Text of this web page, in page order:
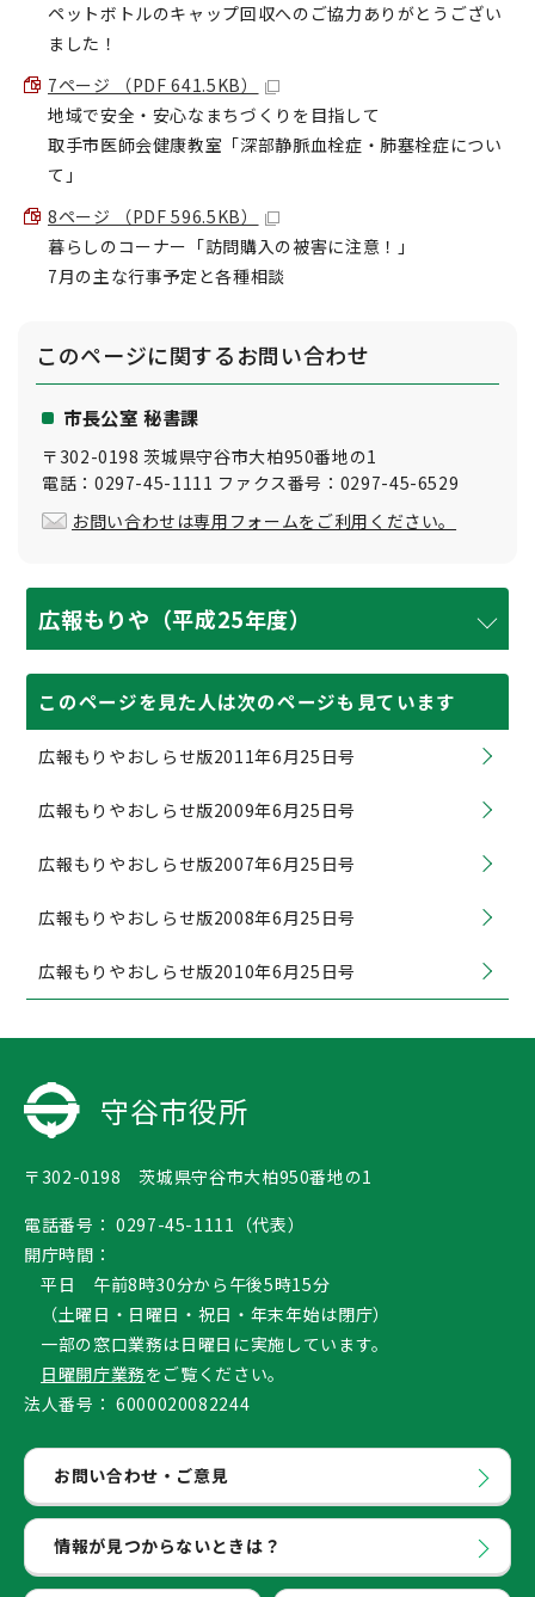
ペットボトルのキャップ回収へのご協力ありがとうござい
ました！
7ページ （PDF 641.5KB）
地域で安全・安心なまちづくりを目指して
取手市医師会健康教室「深部静脈血栓症・肺塞栓症につい
て」
8ページ （PDF 596.5KB）
暮らしのコーナー「訪問購入の被害に注意！」
7月の主な行事予定と各種相談
このページに関するお問い合わせ
市長公室 秘書課
〒302-0198 茨城県守谷市大柏950番地の1
電話：0297-45-1111 ファクス番号：0297-45-6529
お問い合わせは専用フォームをご利用ください。
広報もりや（平成25年度）
このページを見た人は次のページも見ています
広報もりやおしらせ版2011年6月25日号
広報もりやおしらせ版2009年6月25日号
広報もりやおしらせ版2007年6月25日号
広報もりやおしらせ版2008年6月25日号
広報もりやおしらせ版2010年6月25日号
守谷市役所
〒302-0198 茨城県守谷市大柏950番地の1
電話番号： 0297-45-1111（代表）
開庁時間：
平日 午前8時30分から午後5時15分
（土曜日・日曜日・祝日・年末年始は閉庁）
一部の窓口業務は日曜日に実施しています。
日曜開庁業務をご覧ください。
法人番号： 6000020082244
お問い合わせ・ご意見
情報が見つからないときは？